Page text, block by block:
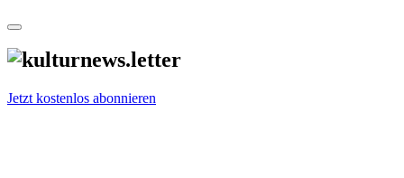
Jetzt kostenlos abonnieren